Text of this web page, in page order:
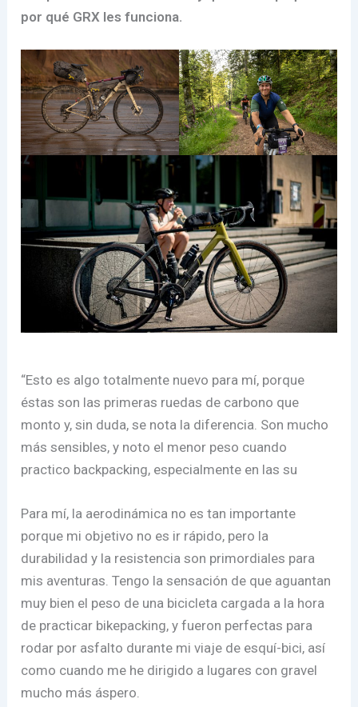
por qué GRX les funciona.
“Esto es algo totalmente nuevo para mí, porque
éstas son las primeras ruedas de carbono que
monto y, sin duda, se nota la diferencia. Son mucho
más sensibles, y noto el menor peso cuando
practico backpacking, especialmente en las su
Para mí, la aerodinámica no es tan importante
porque mi objetivo no es ir rápido, pero la
durabilidad y la resistencia son primordiales para
mis aventuras. Tengo la sensación de que aguantan
muy bien el peso de una bicicleta cargada a la hora
de practicar bikepacking, y fueron perfectas para
rodar por asfalto durante mi viaje de esquí-bici, así
como cuando me he dirigido a lugares con gravel
mucho más áspero.